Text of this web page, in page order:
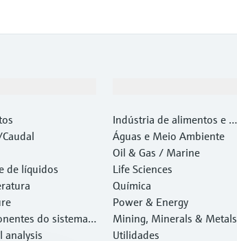
de líquidos
do sistema e
de dados
analysis
Indústria de alimentos e b
ebidas
Águas e Meio Ambiente
Oil & Gas / Marine
Life Sciences
Química
Power & Energy
Mining, Minerals & Metals
Utilidades